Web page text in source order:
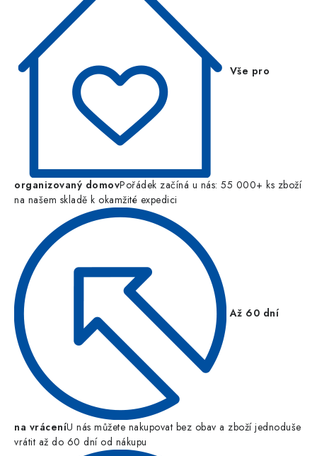
Vše pro
organizovaný domovPořádek začíná u nás: 55 000+ ks zboží
na našem skladě k okamžité expedici
Až 60 dní
na vráceníU nás můžete nakupovat bez obav a zboží jednoduše
vrátit až do 60 dní od nákupu